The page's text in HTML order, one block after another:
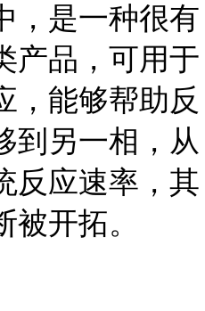
，是一种很有
产品，可用于
，能够帮助反
到另一相，从
反应速率，其
开拓。